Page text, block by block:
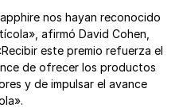
nos hayan reconocido
afirmó David Cohen,
este premio refuerza el
de ofrecer los productos
y de impulsar el avance